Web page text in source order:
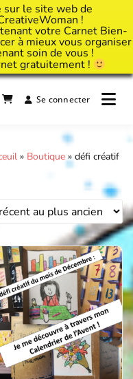
sur le site web de
!
votre Carnet Bien-
à mieux vous organiser
soin de vous !
gratuitement !
vie !Se connecter
» Boutique » défi créatif